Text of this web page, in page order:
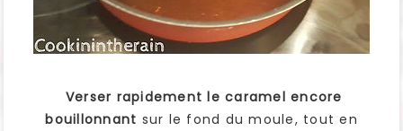
Verser rapidement le caramel encore
bouillonnant sur le fond du moule, tout en